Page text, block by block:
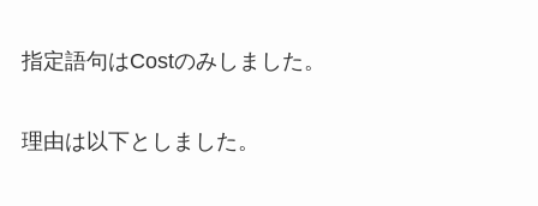
指定語句はCostのみしました。
理由は以下としました。